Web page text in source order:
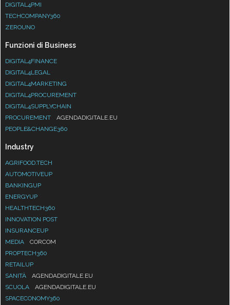
DIGITAL4PMI
TECHCOMPANY360
ZEROUNO
Funzioni di Business
DIGITAL4FINANCE
DIGITAL4LEGAL
DIGITAL4MARKETING
DIGITAL4PROCUREMENT
DIGITAL4SUPPLYCHAIN
PROCUREMENT
AGENDADIGITALE.EU
PEOPLE&CHANGE360
Industry
AGRIFOOD.TECH
AUTOMOTIVEUP
BANKINGUP
ENERGYUP
HEALTHTECH360
INNOVATION POST
INSURANCEUP
MEDIA
CORCOM
PROPTECH360
RETAILUP
SANITÀ
AGENDADIGITALE.EU
SCUOLA
AGENDADIGITALE.EU
SPACECONOMY360